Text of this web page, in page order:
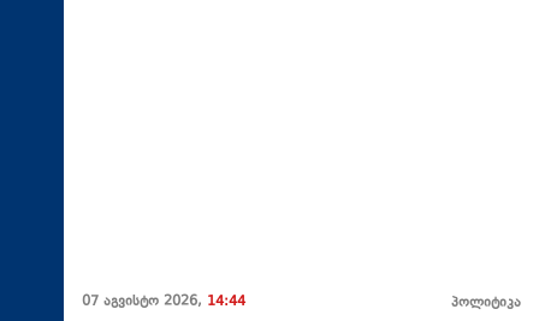
07 აგვისტო 2026, 14:44 პოლიტიკა